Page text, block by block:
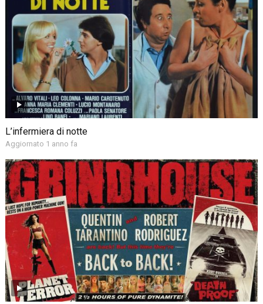
L’infermiera di notte
Aggiornato 1 anno fa